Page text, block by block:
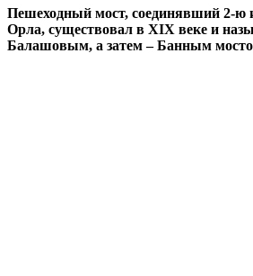
Пешеходный мост, соединявший 2-ю
Орла, существовал в XIX веке и
Балашовым, а затем – Банным